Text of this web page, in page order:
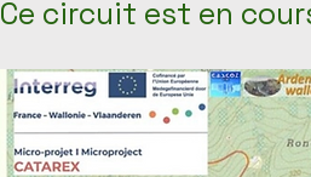
Ce circuit est en